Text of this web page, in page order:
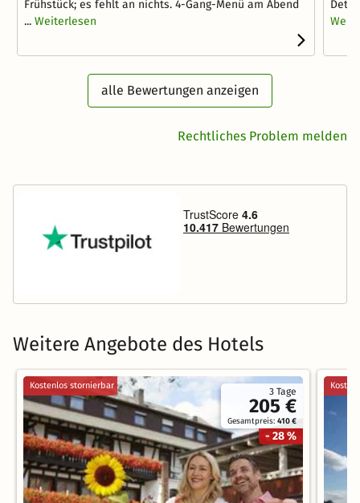
Frühstück; es fehlt an nichts. 4-Gang-Menü am Abend
... Weiterlesen
alle Bewertungen anzeigen
Rechtliches Problem melden
Weitere Angebote des Hotels
3 Tage
205 €
Gesamtpreis:410 €
- 28 %
Kostenlos stornierbar